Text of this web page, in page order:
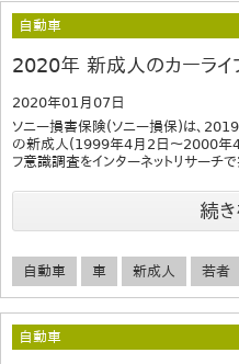
自動車
2020年 新成人のカーライ
2020年01月07日
ソニー損害保険(ソニー損保)は、
の新成人(1999年4月2日〜2000年4
フ意識調査をインターネットリサー
続
自動車 車 新成人 若者
自動車